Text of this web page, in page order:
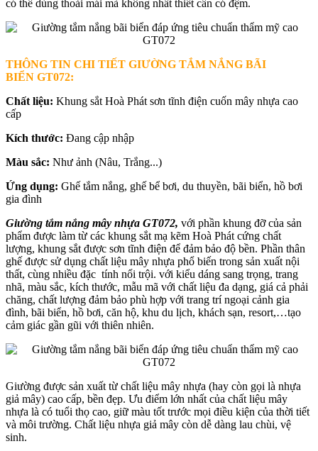
có thể dùng thoải mái mà không nhất thiết cần có đệm.
THÔNG TIN CHI TIẾT GIƯỜNG TẮM NẮNG BÃI
BIỂN GT072:
Chất liệu: Khung sắt Hoà Phát sơn tĩnh điện cuốn mây nhựa cao
cấp
Kích thước: Đang cập nhập
Màu sắc: Như ảnh (Nâu, Trắng...)
Ứng dụng: Ghế tắm nắng, ghế bể bơi, du thuyền, bãi biển, hồ bơi
gia đình
Giường tắm nắng mây nhựa GT072, với phần khung đỡ của sản
phẩm được làm từ các khung sắt mạ kẽm Hoà Phát cứng chất
lượng, khung sắt được sơn tĩnh điện để đảm bảo độ bền. Phần thân
ghế được sử dụng chất liệu mây nhựa phổ biến trong sản xuất nội
thất, cùng nhiều đặc tính nổi trội. với kiểu dáng sang trọng, trang
nhã, màu sắc, kích thước, mẫu mã với chất liệu đa dạng, giá cả phải
chăng, chất lượng đảm bảo phù hợp với trang trí ngoại cảnh gia
đình, bãi biển, hồ bơi, căn hộ, khu du lịch, khách sạn, resort,…tạo
cảm giác gần gũi với thiên nhiên.
Giường được sản xuất từ chất liệu mây nhựa (hay còn gọi là nhựa
giả mây) cao cấp, bền đẹp. Ưu điểm lớn nhất của chất liệu mây
nhựa là có tuổi thọ cao, giữ màu tốt trước mọi điều kiện của thời tiết
và môi trường. Chất liệu nhựa giả mây còn dễ dàng lau chùi, vệ
sinh.